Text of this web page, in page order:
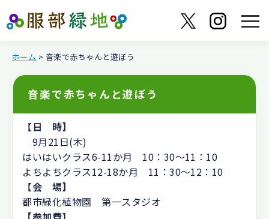
ホーム > 音楽で赤ちゃんと遊ぼう
音楽で赤ちゃんと遊ぼう
【日 時】
9月21日(木)
はいはいクラス6-11か月 10：30～11：10
よちよちクラス12-18か月 11：30～12：10
【会 場】
都市緑化植物園 第一スタジオ